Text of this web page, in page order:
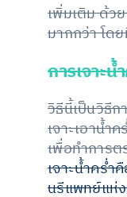
เพิ่มเติม ด้ว
มากกว่า โด
การเจาะน้
วิธีนี้เป็นวิธี
เจาะเอาน้ำ
เพื่อทำการต
เจาะน้ำคร่ำ
นรีแพทย์แห่